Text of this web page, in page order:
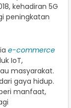
kehadiran 5G
peningkatan
e-commerce
IoT,
masyarakat.
gaya hidup.
manfaat,